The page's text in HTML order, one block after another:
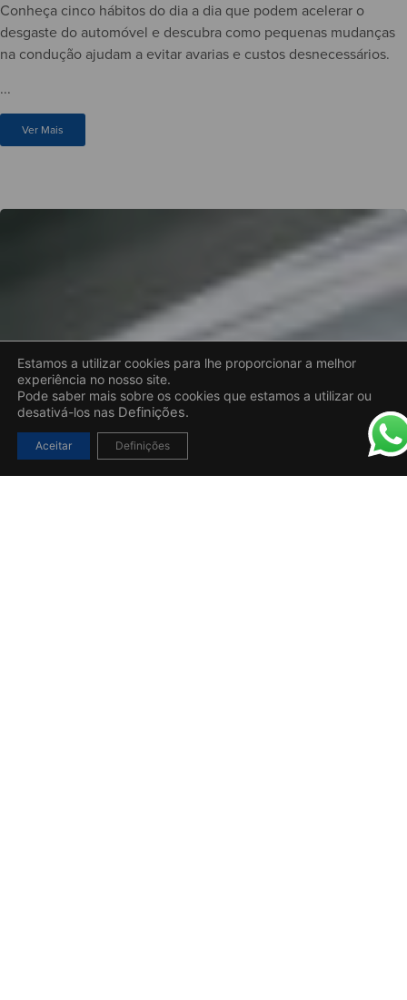
Conheça cinco hábitos do dia a dia que podem acelerar o
desgaste do automóvel e descubra como pequenas mudanças
na condução ajudam a evitar avarias e custos desnecessários.
...
Ver Mais
Estamos a utilizar cookies para lhe proporcionar a melhor
experiência no nosso site.
Pode saber mais sobre os cookies que estamos a utilizar ou
desativá-los nas Definições.
Aceitar Definições